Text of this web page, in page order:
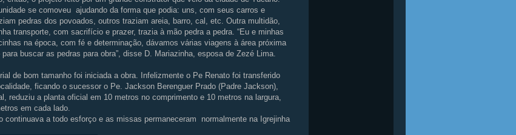
se comoveu ajudando da forma que podia: uns, com seus carros e
pedras dos povoados, outros traziam areia, barro, cal, etc. Outra multidão,
transporte, com sacrifício e prazer, trazia à mão pedra a pedra. “Eu e minhas
na época, com fé e determinação, dávamos várias viagens à área próxima
buscar as pedras para obra”, disse D. Mariazinha, esposa de Zezé Lima.
de bom tamanho foi iniciada a obra. Infelizmente o Pe Renato foi transferido
ficando o sucessor o Pe. Jackson Berenguer Prado (Padre Jackson),
reduziu a planta oficial em 10 metros no comprimento e 10 metros na largura,
em cada lado.
continuava a todo esforço e as missas permaneceram normalmente na Igrejinha